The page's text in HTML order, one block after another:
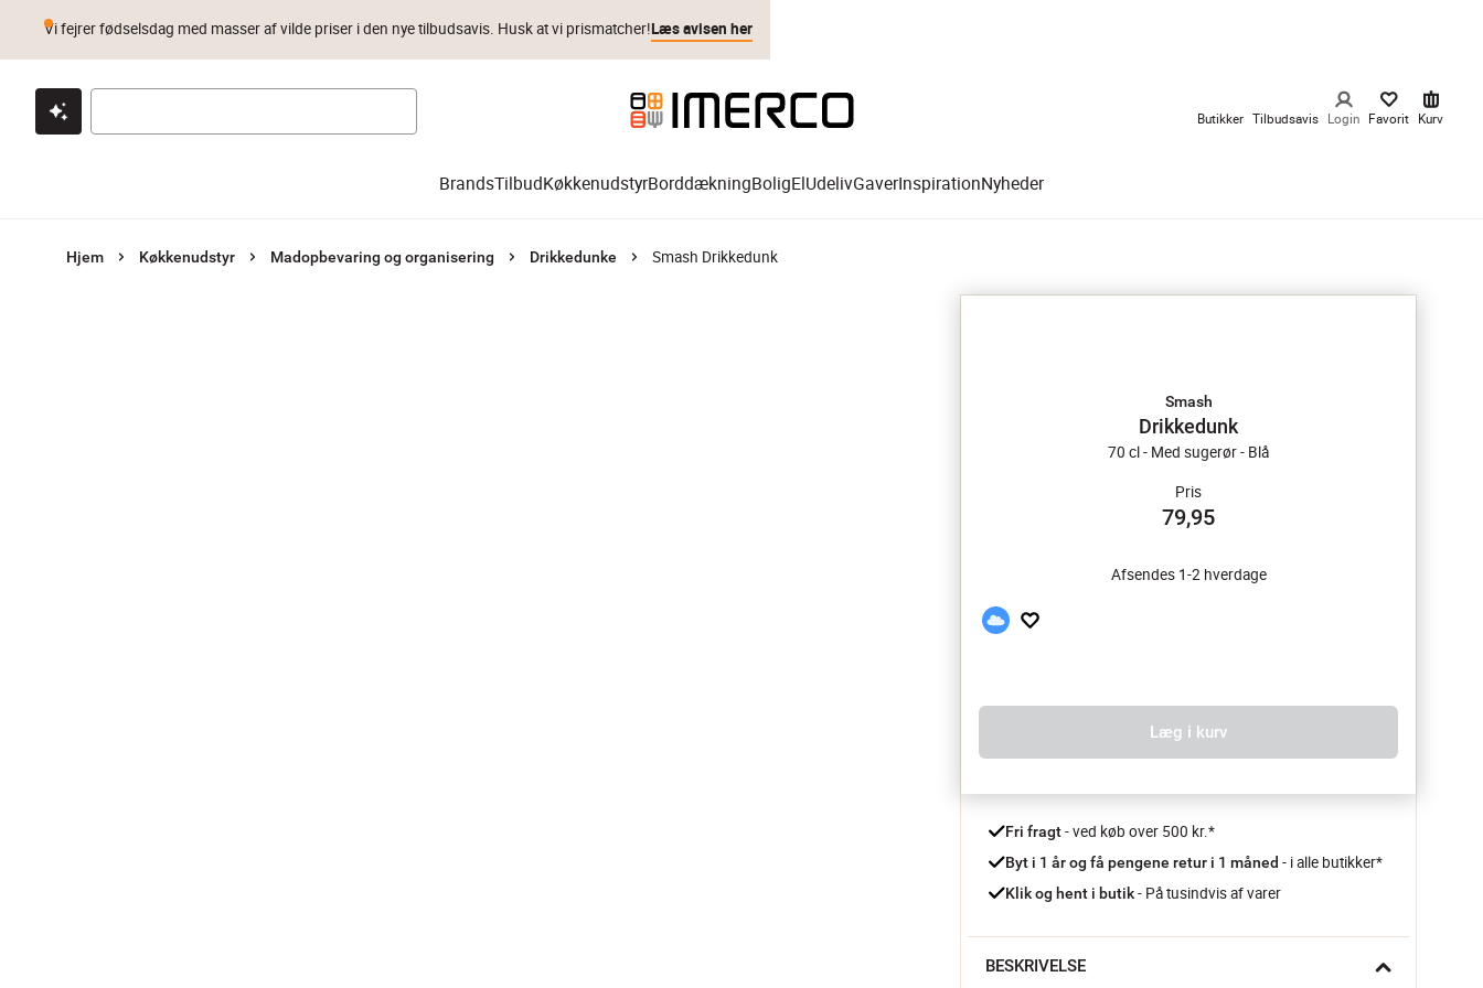
Klik & hent Byt i 1 år Prismatch
Vi fejrer fødselsdag med masser af vilde priser i den nye tilbudsavis. Husk at vi prismatcher!Læs avisen her
Butikker Tilbudsavis Login Favorit Kurv
BrandsTilbudKøkkenudstyrBorddækningBoligElUdelivGaverInspirationNyheder
Hjem Køkkenudstyr Madopbevaring og organisering Drikkedunke Smash Drikkedunk
Smash
Drikkedunk
70 cl - Med sugerør - Blå
Pris
79,95
Afsendes 1-2 hverdage
Læg i kurv
Fri fragt - ved køb over 500 kr.*
Byt i 1 år og få pengene retur i 1 måned - i alle butikker*
Klik og hent i butik - På tusindvis af varer
BESKRIVELSE